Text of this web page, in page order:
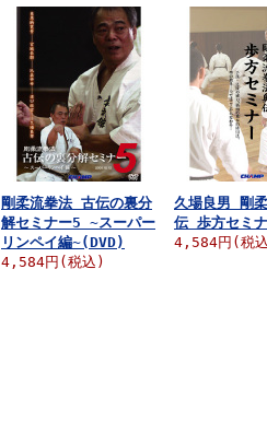
剛柔流拳法 古伝の裏分
解セミナー5 ~スーパー
リンペイ編~(DVD)
4,584円(税込)
久場良男 剛
伝 歩方セミ
4,584円(税